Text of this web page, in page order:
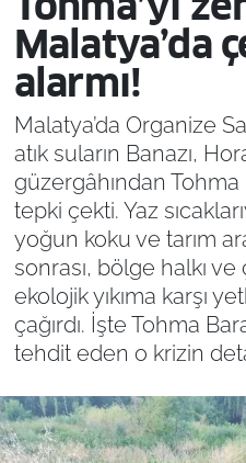
Malatya’da
alarmı!
Malatya’da Organize
atık suların Banazı,
güzergâhından Tohma
tepki çekti. Yaz
yoğun koku ve tarım
sonrası, bölge halkı
ekolojik yıkıma karşı
çağırdı. İşte Tohma
tehdit eden o krizin